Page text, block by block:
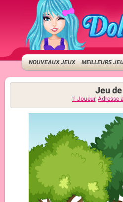
NOUVEAUX JEUX MEILLEURS
Jeu
1 Joueur, Adresse